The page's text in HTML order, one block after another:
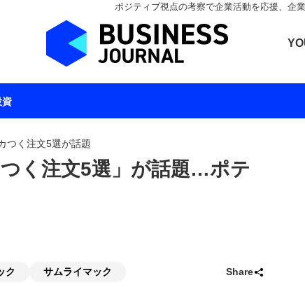
ポジティブ視点の考察で企業活動を応援、企
つく注文5選が話題
く注文5選」が話題…ポテ
ク サムライマック Share
資